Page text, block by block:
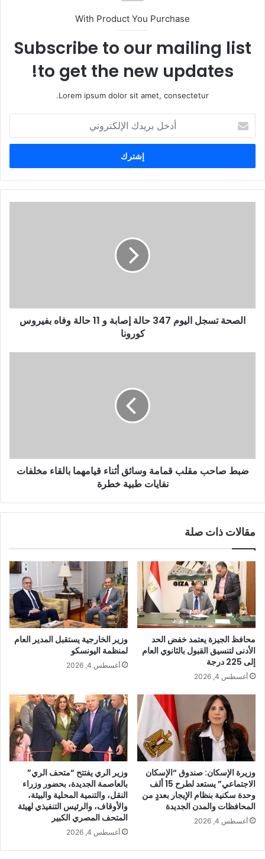
With Product You Purchase
Subscribe to our mailing list
to get the new updates!
Lorem ipsum dolor sit amet, consectetur.
خ
ب
ر
ر
الصحة تسجل اليوم 347 حالة إصابة و 11 حالة وفاه بفيروس
كورونا
ضبط صاحب مقلب قمامة وسائق أثناء قيامهما بالقاء مخلفات
نفايات طبية خطرة
مقالات ذات صلة
محافظ الجيزة يعتمد خفض الحد
الأدنى لتنسيق القبول بالثانوي العام
إلى 225 درجة
أغسطس 4, 2026
وزير الخارجية يستقبل المدير العام
لمنظمة اليونسكو
أغسطس 4, 2026
وزيرة الإسكان: صندوق “الإسكان
الاجتماعي” يستعد لطرح 15 ألف
وحدة سكنية بنظام الإيجار بعددٍ من
المحافظات والمدن الجديدة
أغسطس 4, 2026
وزير الري يفتتح “متحف الري”
بالعاصمة الجديدة، بحضور وزراء
النقل، والتنمية المحلية والبيئة،
والأوقاف، والرئيس التنفيذي لهيئة
المتحف المصري الكبير
أغسطس 4, 2026